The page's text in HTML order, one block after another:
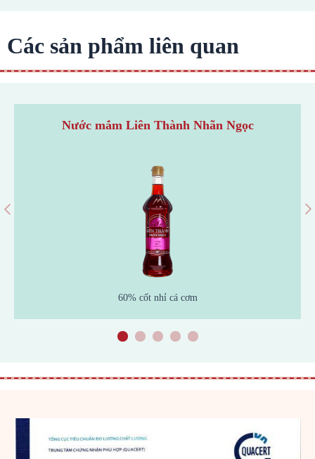
Các sản phẩm liên quan
Nước mắm Liên Thành Nhãn Ngọc
60% cốt nhỉ cá cơm
1 2 3 4 5